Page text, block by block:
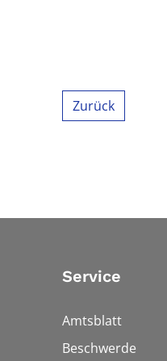
Zurück
Service
Amtsblatt
Beschwerde